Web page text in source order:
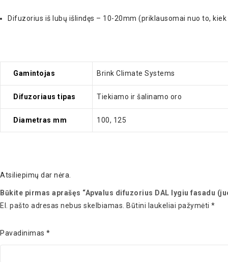
Difuzorius iš lubų išlindęs – 10-20mm (priklausomai nuo to,
Gamintojas Brink Climate Systems
Difuzoriaus tipas Tiekiamo ir šalinamo oro
Diametras mm 100, 125
Atsiliepimų dar nėra.
Būkite pirmas aprašęs “Apvalus difuzorius DAL lygiu fasadu
El. pašto adresas nebus skelbiamas.
Būtini laukeliai pažymėti *
Pavadinimas *